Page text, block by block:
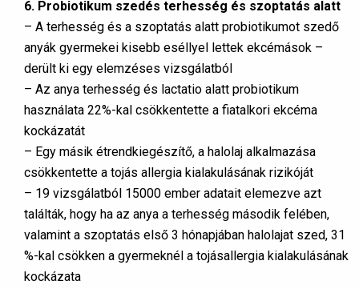
6. Probiotikum szedés terhesség és szoptatás alatt
– A terhesség és a szoptatás alatt probiotikumot szedő
anyák gyermekei kisebb eséllyel lettek ekcémások –
derült ki egy elemzéses vizsgálatból
– Az anya terhesség és lactatio alatt probiotikum
használata 22%-kal csökkentette a fiatalkori ekcéma
kockázatát
– Egy másik étrendkiegészítő, a halolaj alkalmazása
csökkentette a tojás allergia kialakulásának rizikóját
– 19 vizsgálatból 15000 ember adatait elemezve azt
találták, hogy ha az anya a terhesség második felében,
valamint a szoptatás első 3 hónapjában halolajat szed, 31
%-kal csökken a gyermeknél a tojásallergia kialakulásának
kockázata